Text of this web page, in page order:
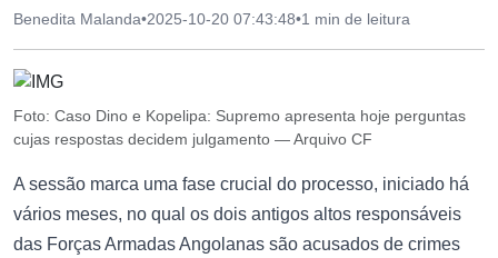
Benedita Malanda•2025-10-20 07:43:48•1 min de leitura
Foto: Caso Dino e Kopelipa: Supremo apresenta hoje perguntas
cujas respostas decidem julgamento — Arquivo CF
A sessão marca uma fase crucial do processo, iniciado há
vários meses, no qual os dois antigos altos responsáveis
das Forças Armadas Angolanas são acusados de crimes